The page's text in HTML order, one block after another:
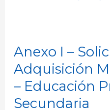
Anexo I –
Adquisición
– Educación
Secundaria
Anexo
Solicitud